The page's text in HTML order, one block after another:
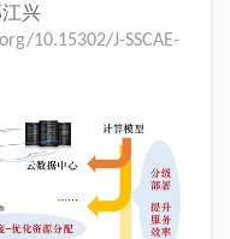
兴
10.15302/J-SSCAE-